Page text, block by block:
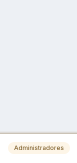
Administradores